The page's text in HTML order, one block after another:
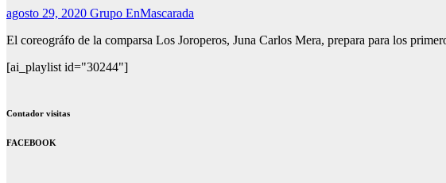
agosto 29, 2020 Grupo EnMascarada
El coreográfo de la comparsa Los Joroperos, Juna Carlos Mera, prepara para los
[ai_playlist id="30244"]
Contador visitas
FACEBOOK